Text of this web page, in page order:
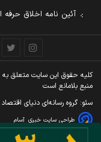
آئین نامه اخلاق حرفه
کليه حقوق اين سايت متعلق به
منبع بلامانع است
سئو: گروه رسانه‌ای دنیای اقتصاد
طراحی سایت خبری آسام